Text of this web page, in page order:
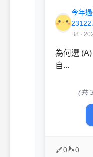
今年
B8 ·
為何選
自...
(共
0 0